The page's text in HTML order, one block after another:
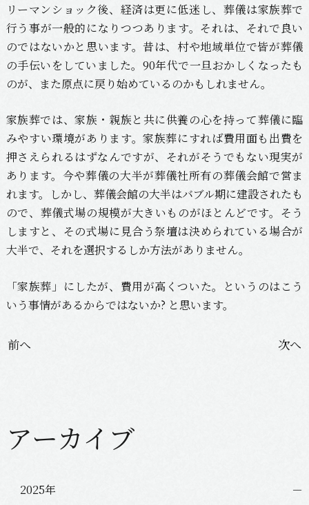
リーマンショック後、経済は更に低迷し、葬儀は家族葬で
行う事が一般的になりつつあります。それは、それで良い
のではないかと思います。昔は、村や地域単位で皆が葬儀
の手伝いをしていました。90年代で一旦おかしくなったも
のが、また原点に戻り始めているのかもしれません。
家族葬では、家族・親族と共に供養の心を持って葬儀に臨
みやすい環境があります。家族葬にすれば費用面も出費を
押さえられるはずなんですが、それがそうでもない現実が
あります。今や葬儀の大半が葬儀社所有の葬儀会館で営ま
れます。しかし、葬儀会館の大半はバブル期に建設されたも
ので、葬儀式場の規模が大きいものがほとんどです。そう
しますと、その式場に見合う祭壇は決められている場合が
大半で、それを選択するしか方法がありません。
「家族葬」にしたが、費用が高くついた。というのはこう
いう事情があるからではないか? と思います。
投
ー
シ
前へ 次へ
アーカイブ
2025年